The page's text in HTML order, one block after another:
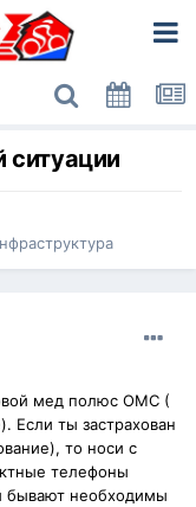
ситуации
мед полюс ОМС (
Если ты застрахован
то носи с
телефоны
бывают необходимы